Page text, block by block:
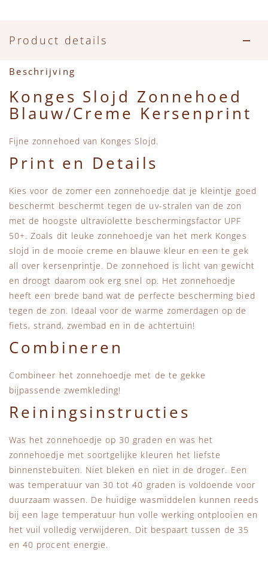
Zwemkleding
Feestkleding
Beren, Speendoekjes en Knuffeldoekjes
Tassen
Verzorgingsproducten
Beren
Mini Rodini
+1 in the family
New Balance
Piupiuchick
Play Up
Sproet & Sprout
Tiny Cottons
Product details
Beschrijving
Konges Slojd Zonnehoed
Blauw/Creme Kersenprint
Fijne zonnehoed van Konges Slojd.
Print en Details
Kies voor de zomer een zonnehoedje dat je kleintje goed
beschermt beschermt tegen de uv-stralen van de zon
met de hoogste ultraviolette beschermingsfactor UPF
50+. Zoals dit leuke zonnehoedje van het merk Konges
slojd in de mooie creme en blauwe kleur en een te gek
all over kersenprintje. De zonnehoed is licht van gewicht
en droogt daarom ook erg snel op. Het zonnehoedje
heeft een brede band wat de perfecte bescherming bied
tegen de zon. Ideaal voor de warme zomerdagen op de
fiets, strand, zwembad en in de achtertuin!
Combineren
Combineer het zonnehoedje met de te gekke
bijpassende zwemkleding!
Reiningsinstructies
Was het zonnehoedje op 30 graden en was het
zonnehoedje met soortgelijke kleuren het liefste
binnenstebuiten. Niet bleken en niet in de droger. Een
was temperatuur van 30 tot 40 graden is voldoende voor
duurzaam wassen. De huidige wasmiddelen kunnen reeds
bij een lage temperatuur hun volle werking ontplooien en
het vuil volledig verwijderen. Dit bespaart tussen de 35
en 40 procent energie.